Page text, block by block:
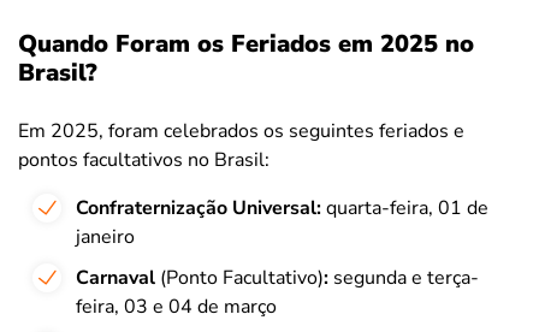
Quando Foram os Feriados em 2025 no
Brasil?
Em 2025, foram celebrados os seguintes feriados e
pontos facultativos no Brasil:
Confraternização Universal:quarta-feira, 01 de
janeiro
Carnaval (Ponto Facultativo): segunda e terça-
feira, 03 e 04 de março